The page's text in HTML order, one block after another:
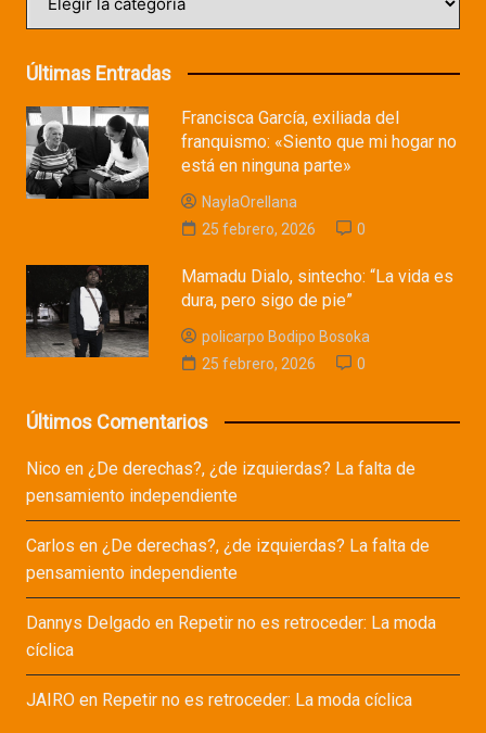
Últimas Entradas
Francisca García, exiliada del
franquismo: «Siento que mi hogar no
está en ninguna parte»
NaylaOrellana
25 febrero, 2026
0
Mamadu Dialo, sintecho: “La vida es
dura, pero sigo de pie”
policarpo Bodipo Bosoka
25 febrero, 2026
0
Últimos Comentarios
Nicoen ¿De derechas?, ¿de izquierdas? La falta de
pensamiento independiente
Carlos en ¿De derechas?, ¿de izquierdas? La falta de
pensamiento independiente
Dannys Delgadoen Repetir no es retroceder: La moda
cíclica
JAIROen Repetir no es retroceder: La moda cíclica